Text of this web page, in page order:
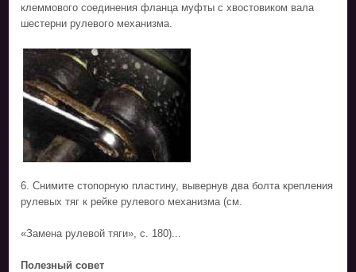
клеммового соединения фланца муфты с хвостовиком вала
шестерни рулевого механизма.
6. Снимите стопорную пластину, вывернув два болта крепления
рулевых тяг к рейке рулевого механизма (см.
«Замена рулевой тяги», с. 180)...
Полезный совет